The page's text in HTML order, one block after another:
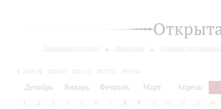
Творческие встречи Выставки Издания
2019/20 2020/21 2021/22 2022/23
2023/24
Декабрь Январь Февраль Март Апрель
1 2 3 4 5 6 7 8 9 10 12 13 14